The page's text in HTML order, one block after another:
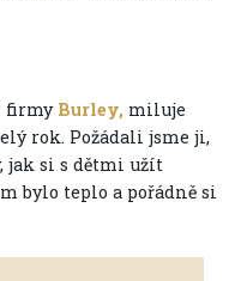
firmy Burley, miluje
rok. Požádali jsme ji,
jak si s dětmi užít
bylo teplo a pořádně si